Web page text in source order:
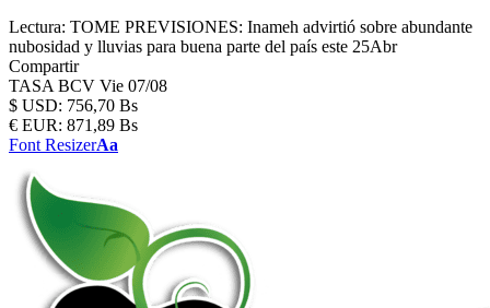
Lectura: TOME PREVISIONES: Inameh advirtió sobre abundante
nubosidad y lluvias para buena parte del país este 25Abr
Compartir
TASA BCV Vie 07/08
$ USD: 756,70 Bs
€ EUR: 871,89 Bs
Font ResizerAa